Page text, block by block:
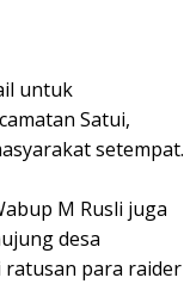
untuk
Satui,
setempat.
M Rusli juga
desa
ratusan para raider